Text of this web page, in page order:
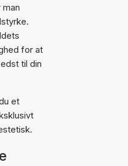
man
for at
til din
et